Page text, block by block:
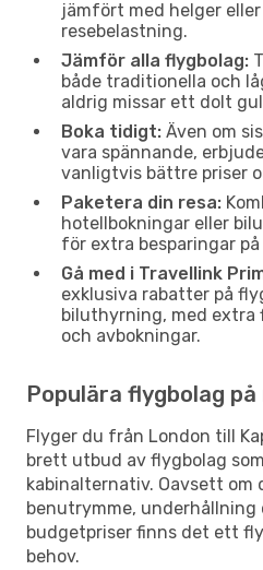
jämfört med helger
resebelastning.
Jämför alla flygbolag:
både traditionella och
aldrig missar ett dolt
Boka tidigt: Även om
vara spännande,
vanligtvis bättre priser
Paketera din resa:
hotellbokningar eller
för extra besparingar
Gå med i Travellink
exklusiva rabatter på
biluthyrning, med
och avbokningar.
Populära flygbolag
Flyger du från London till
brett utbud av flygbolag
kabinalternativ. Oavsett om
benutrymme, underhållning
budgetpriser finns det ett
behov.